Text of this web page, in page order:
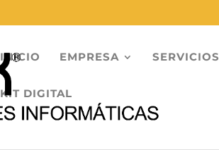
INICIO EMPRESA SERVICIOS
KIT DIGITAL